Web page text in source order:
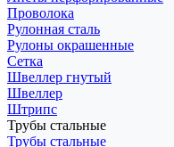
Проволока
Рулонная сталь
Рулоны окрашенные
Сетка
Швеллер гнутый
Швеллер
Штрипс
Трубы стальные
Трубы стальные